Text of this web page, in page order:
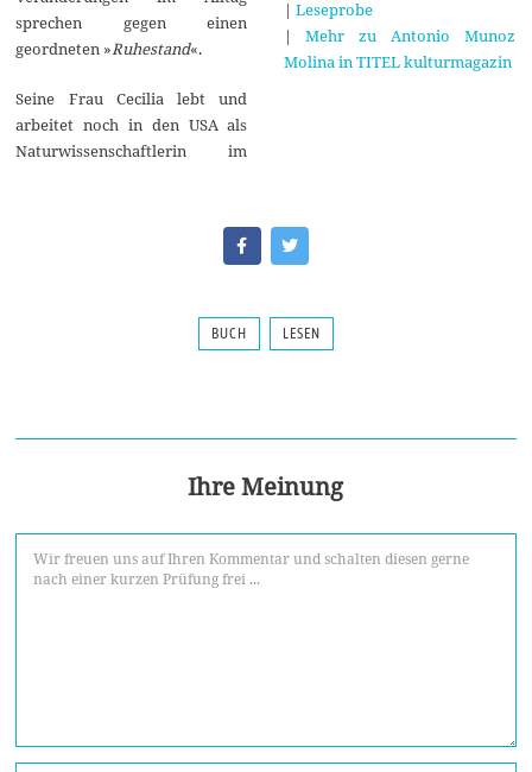
sprechen gegen einen
geordneten »Ruhestand«.
Seine Frau Cecilia lebt und
arbeitet noch in den USA als
Naturwissenschaftlerin im
| Leseprobe
| Mehr zu Antonio Munoz
Molina in TITEL kulturmagazin
BUCH LESEN
Ihre Meinung